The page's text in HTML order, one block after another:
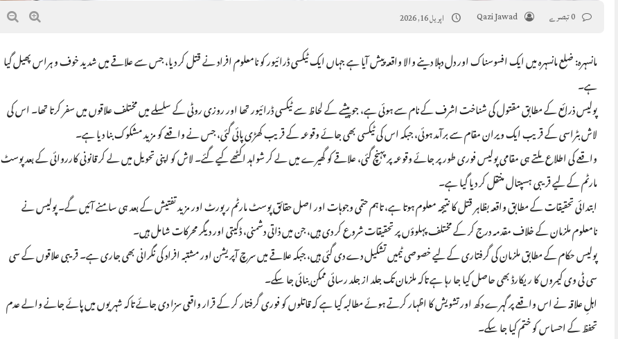
Qazi Jawad اپریل 16, 2026
مانسہرہ: ضلع مانسہرہ میں ایک افسوسناک اور دل دہلا دینے والا واقعہ پیش آیا ہے جہاں ایک ٹیکسی ڈرائیور کو نامعلوم افراد نے قتل کر دیا، جس سے علاقے میں شدید خوف و ہراس پھیل گیا
ہے۔
پولیس ذرائع کے مطابق مقتول کی شناخت اشرف کے نام سے ہوئی ہے، جو پیشے کے لحاظ سے ٹیکسی ڈرائیور تھا اور روزی روٹی کے سلسلے میں مختلف علاقوں میں سفر کرتا تھا۔ اس کی
لاش بٹراسی کے قریب ایک ویران مقام سے برآمد ہوئی، جبکہ اس کی ٹیکسی بھی جائے وقوعہ کے قریب کھڑی پائی گئی، جس نے واقعے کو مزید مشکوک بنا دیا ہے۔
واقعے کی اطلاع ملتے ہی مقامی پولیس فوری طور پر جائے وقوعہ پر پہنچ گئی، علاقے کو گھیرے میں لے کر شواہد اکٹھے کیے گئے۔ لاش کو اپنی تحویل میں لے کر قانونی کارروائی کے بعد پوسٹ
مارٹم کے لیے قریبی ہسپتال منتقل کر دیا گیا ہے۔
ابتدائی تحقیقات کے مطابق واقعہ بظاہر قتل کا نتیجہ معلوم ہوتا ہے، تاہم حتمی وجوہات اور اصل حقائق پوسٹ مارٹم رپورٹ اور مزید تفتیش کے بعد ہی سامنے آئیں گے۔ پولیس نے
نامعلوم ملزمان کے خلاف مقدمہ درج کر کے مختلف پہلوؤں پر تحقیقات شروع کر دی ہیں، جن میں ذاتی دشمنی، ڈکیتی اور دیگر محرکات شامل ہیں۔
پولیس حکام کے مطابق ملزمان کی گرفتاری کے لیے خصوصی ٹیمیں تشکیل دے دی گئی ہیں، جبکہ علاقے میں سرچ آپریشن اور مشتبہ افراد کی نگرانی بھی جاری ہے۔ قریبی علاقوں کے سی
سی ٹی وی کیمروں کا ریکارڈ بھی حاصل کیا جا رہا ہے تاکہ ملزمان تک جلد از جلد رسائی ممکن بنائی جا سکے۔
اہلِ علاقہ نے اس واقعے پر گہرے دکھ اور تشویش کا اظہار کرتے ہوئے مطالبہ کیا ہے کہ قاتلوں کو فوری گرفتار کر کے قرار واقعی سزا دی جائے تاکہ شہریوں میں پائے جانے والے عدم
تحفظ کے احساس کو ختم کیا جا سکے۔